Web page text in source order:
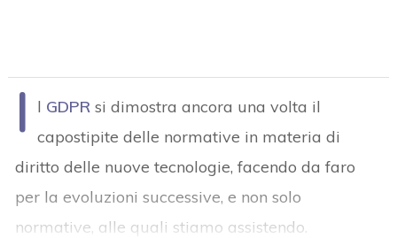
I l GDPR si dimostra ancora una volta il
capostipite delle normative in materia di
diritto delle nuove tecnologie, facendo da faro
per la evoluzioni successive, e non solo
normative, alle quali stiamo assistendo.